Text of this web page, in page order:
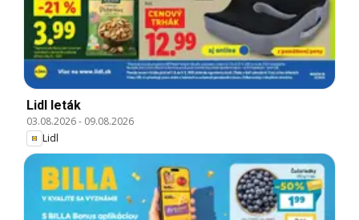
Lidl leták
03.08.2026- 09.08.2026
Lidl